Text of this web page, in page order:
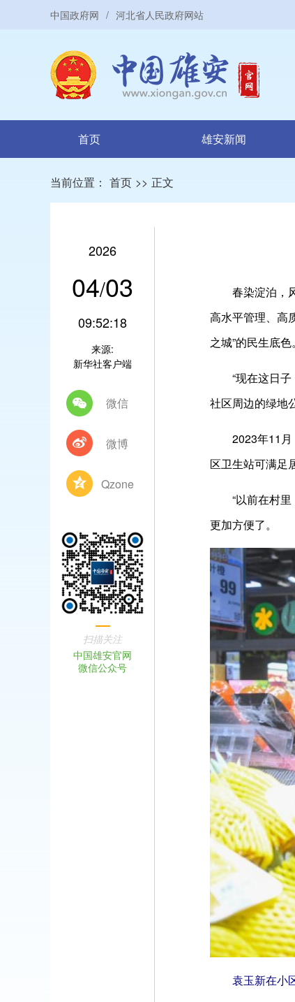
中国政府网 / 河北省人民政府网站
首页 雄安新闻
当前位置： 首页 >> 正文
2026
04/03
09:52:18
来源:
新华社客户端
微信
微博
Qzone
扫描关注
中国雄安官网
微信公众号
春染淀泊，
高水平管理、高
之城”的民生底色。
“现在这日
社区周边的绿地
2023年11
区卫生站可满足
“以前在村
更加方便了。
袁玉新在小